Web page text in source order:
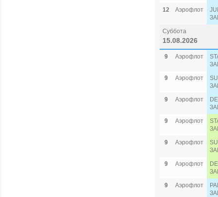
12 Аэрофлот
Суббота
15.08.2026
9 Аэрофлот
9
Аэрофлот
9
Аэрофлот
9
Аэрофлот
9
Аэрофлот
9
Аэрофлот
9
Аэрофлот